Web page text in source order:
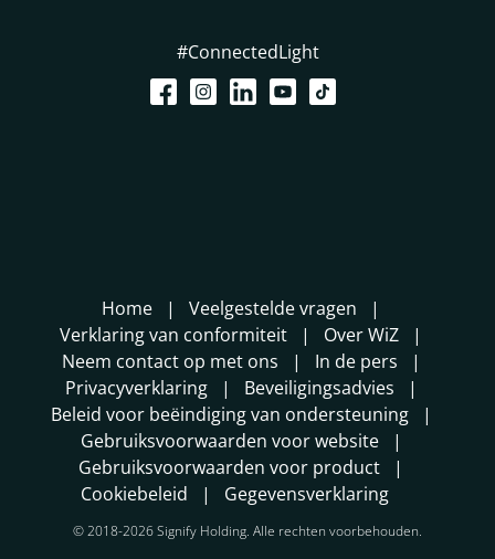
#ConnectedLight
Home
Veelgestelde vragen
Verklaring van conformiteit
Over WiZ
Neem contact op met ons
In de pers
Privacyverklaring
Beveiligingsadvies
Beleid voor beëindiging van ondersteuning
Gebruiksvoorwaarden voor website
Gebruiksvoorwaarden voor product
Cookiebeleid
Gegevensverklaring
© 2018-2026 Signify Holding. Alle rechten voorbehouden.